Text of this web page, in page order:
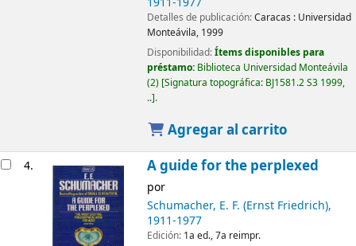
Detalles de publicación:Caracas : Universidad
Monteávila, 1999
Disponibilidad:Ítems disponibles para
préstamo: Biblioteca Universidad Monteávila
(2) Signatura topográfica: BJ1581.2 S3 1999,
.. .
Agregar al carrito
4. A guide for the perplexed
por
Schumacher, E. F. (Ernst Friedrich),
1911-1977
Edición: 1a ed., 7a reimpr.